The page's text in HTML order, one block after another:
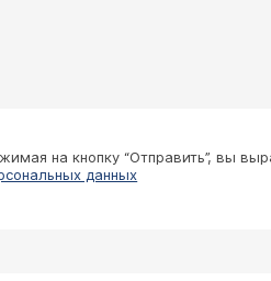
на кнопку “Отправить”, вы
данных